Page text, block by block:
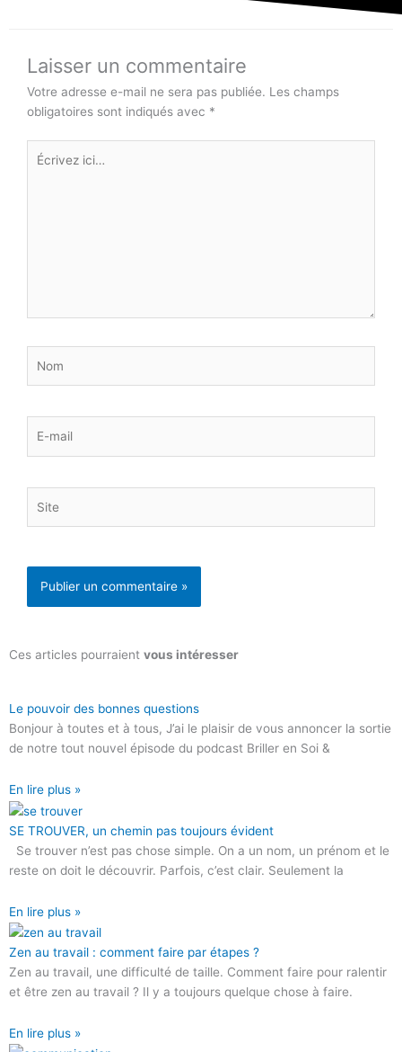
Laisser un commentaire
Votre adresse e-mail ne sera pas publiée. Les champs
obligatoires sont indiqués avec *
Écrivez
ici…
mail
Ces articles pourraient vous intéresser
Le pouvoir des bonnes questions
Bonjour à toutes et à tous, J’ai le plaisir de vous annoncer la sortie
de notre tout nouvel épisode du podcast Briller en Soi &
En lire plus »
SE TROUVER, un chemin pas toujours évident
Se trouver n’est pas chose simple. On a un nom, un prénom et le
reste on doit le découvrir. Parfois, c’est clair. Seulement la
En lire plus »
Zen au travail : comment faire par étapes ?
Zen au travail, une difficulté de taille. Comment faire pour ralentir
et être zen au travail ? Il y a toujours quelque chose à faire.
En lire plus »